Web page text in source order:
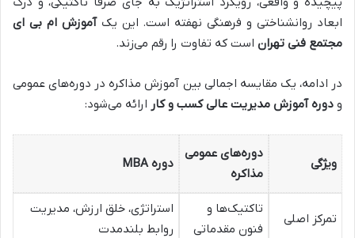
ابعاد روانشناختی و فرهنگی نهفته است. این یکآموزش ام بی ای
مجتمع فنی تهران است که تفاوت را رقم می‌زند.
در ادامه، یک مقایسه اجمالی بین آموزش مذاکره در دوره‌های عمومی
و دوره آموزش مدیریت عالی کسب و کار ارائه می‌شود:
ویژگی
دوره‌های عمومی
مذاکره
دوره MBA
تمرکز اصلی
تاکتیک‌ها و
فنون مقدماتی
استراتژی، خلق ارزش، مدیریت
روابط بلندمدت